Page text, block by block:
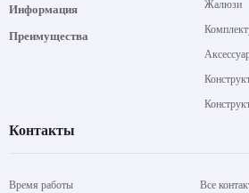
Информация
Преимущества
Жалюзи
Контакты
Время работы
Все